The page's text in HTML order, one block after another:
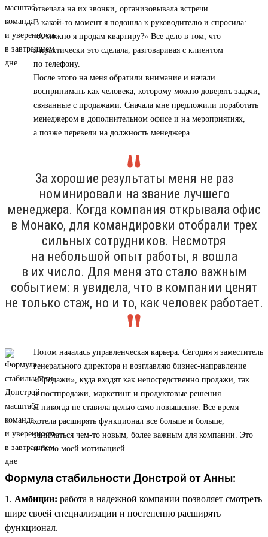
отвечала на их звонки, организовывала встречи.
В какой-то момент я подошла к руководителю и спросила:
«А можно я продам квартиру?» Все дело в том, что
я практически это сделала, разговаривая с клиентом
по телефону.
После этого на меня обратили внимание и начали
воспринимать как человека, которому можно доверять задачи,
связанные с продажами. Сначала мне предложили поработать
менеджером в дополнительном офисе и на мероприятиях,
а позже перевели на должность менеджера.
За хорошие результаты меня не раз
номинировали на звание лучшего
менеджера. Когда компания открывала офис
в Монако, для командировки отобрали трех
сильных сотрудников. Несмотря
на небольшой опыт работы, я вошла
в их число. Для меня это стало важным
событием: я увидела, что в компании ценят
не только стаж, но и то, как человек работает.
Потом началась управленческая карьера. Сегодня я заместитель
генерального директора и возглавляю бизнес-направление
«Продажи», куда входят как непосредственно продажи, так
и постпродажи, маркетинг и продуктовые решения.
Я никогда не ставила целью само повышение. Все время
хотела расширять функционал все больше и больше,
заниматься чем-то новым, более важным для компании. Это
и было моей мотивацией.
Формула стабильности Донстрой от Анны:
1. Амбиции: работа в надежной компании позволяет смотреть
шире своей специализации и постепенно расширять
функционал.